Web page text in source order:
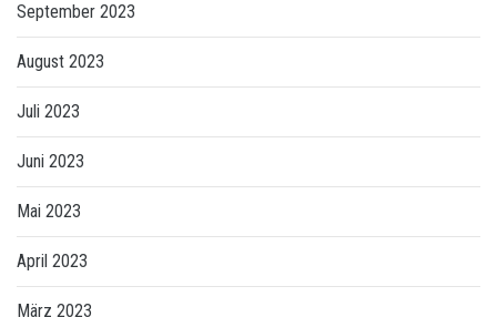
September 2023
August 2023
Juli 2023
Juni 2023
Mai 2023
April 2023
März 2023